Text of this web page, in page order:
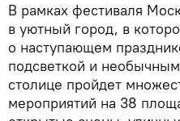
В рамках фестиваля
в уютный город, в
о наступающем
подсветкой и
столице пройдет
мероприятий на 38